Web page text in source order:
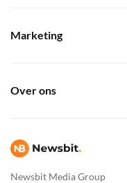
Newsbit Media Group
Marketing
Over ons